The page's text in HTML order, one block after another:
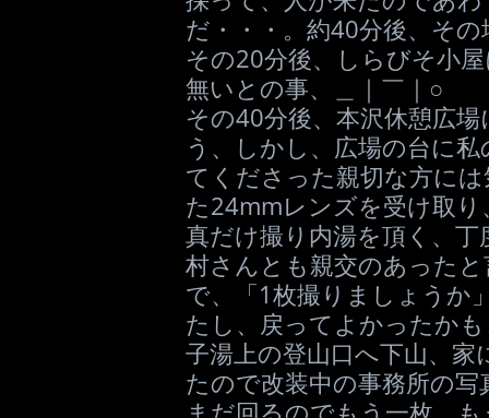
だ・・・。約40分後、そ
その20分後、しらびそ小
無いとの事、＿｜￣｜○
その40分後、本沢休憩広
う、しかし、広場の台に
てくださった親切な方に
た24mmレンズを受け取
真だけ撮り内湯を頂く、
村さんとも親交のあった
で、「1枚撮りましょうか
たし、戻ってよかったか
子湯上の登山口へ下山、
たので改装中の事務所の